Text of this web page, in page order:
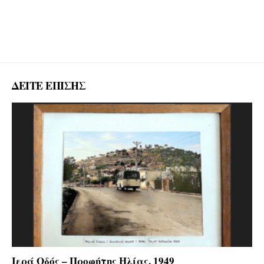
ΔΕΙΤΕ ΕΠΙΣΗΣ
Ιερά Οδός – Προφήτης Ηλίας, 1949